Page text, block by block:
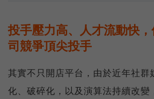
投手壓力高、人才流動快
司競爭頂尖投手
其實不只開店平台，由於近年社群
化、破碎化，以及演算法持續改變